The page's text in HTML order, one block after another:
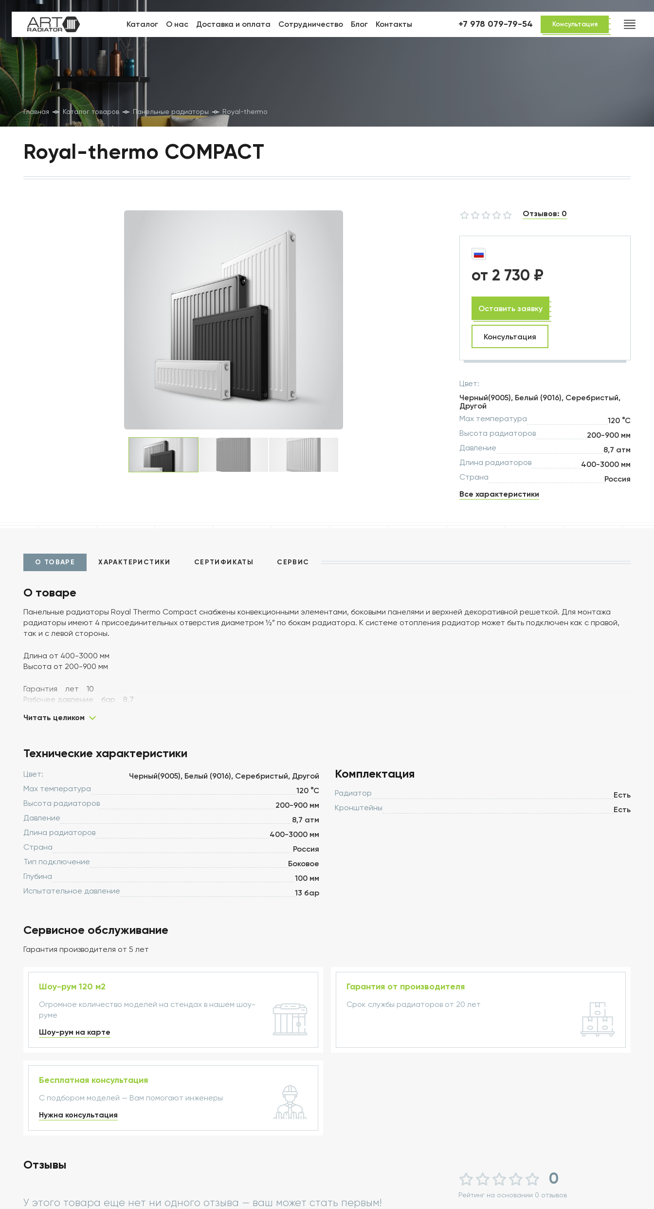
Каталог О нас Доставка и оплата Сотрудничество Блог Контакты +7 978 079-79-54 Консультация
Главная Каталог товаров Панельные радиаторы Royal-thermo
Royal-thermo COMPACT
Отзывов: 0
от 2 730 ₽
Оставить заявку
Консультация
Цвет:
Черный(9005), Белый (9016), Серебристый,
Другой
Max температура 120 °С
Высота радиаторов 200-900 мм
Давление 8,7 атм
Длина радиаторов 400-3000 мм
Страна Россия
Все характеристики
О ТОВАРЕ ХАРАКТЕРИСТИКИ СЕРТИФИКАТЫ СЕРВИС
О товаре
Панельные радиаторы Royal Thermo Compact снабжены конвекционными элементами, боковыми панелями и верхней декоративной решеткой. Для монтажа
радиаторы имеют 4 присоединительных отверстия диаметром ½” по бокам радиатора. К системе отопления радиатор может быть подключен как с правой,
так и с левой стороны.
Длина от 400-3000 мм
Высота от 200-900 мм
Гарантия лет 10
Рабочее давление бар 8,7
Толщина стали мм 1,2
Подключение Боковое
Глубина мм 100
Распространяется на три типа 11,21, 22, 33
Читать целиком
Технические характеристики
Цвет: Черный(9005), Белый (9016), Серебристый, Другой
Max температура 120 °С
Высота радиаторов 200-900 мм
Давление 8,7 атм
Длина радиаторов 400-3000 мм
Страна Россия
Тип подключение Боковое
Глубина 100 мм
Испытательное давление 13 бар
Комплектация
Радиатор Есть
Кронштейны Есть
Сервисное обслуживание
Гарантия производителя от 5 лет
Шоу-рум 120 м2
Огромное количество моделей на стендах в нашем шоу-
руме
Шоу-рум на карте
Гарантия от производителя
Срок службы радиаторов от 20 лет
Бесплатная консультация
С подбором моделей — Вам помогают инженеры
Нужна консультация
Отзывы
У этого товара еще нет ни одного отзыва — ваш может стать первым!
0
Рейтинг на основании 0 отзывов